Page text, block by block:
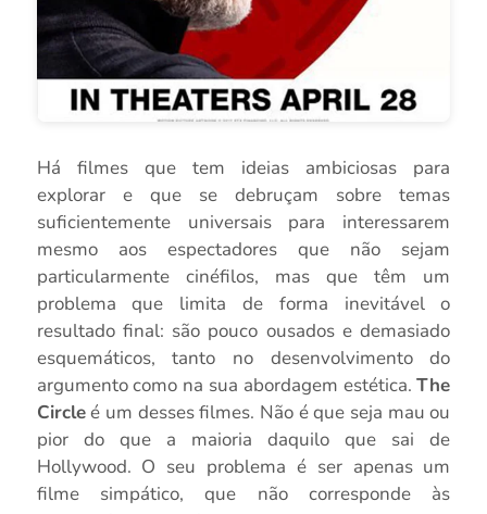
Há filmes que tem ideias ambiciosas para
explorar e que se debruçam sobre temas
suficientemente universais para interessarem
mesmo aos espectadores que não sejam
particularmente cinéfilos, mas que têm um
problema que limita de forma inevitável o
resultado final: são pouco ousados e demasiado
esquemáticos, tanto no desenvolvimento do
argumento como na sua abordagem estética.The
Circleé um desses filmes. Não é que seja mau ou
pior do que a maioria daquilo que sai de
Hollywood. O seu problema é ser apenas um
filme simpático, que não corresponde às